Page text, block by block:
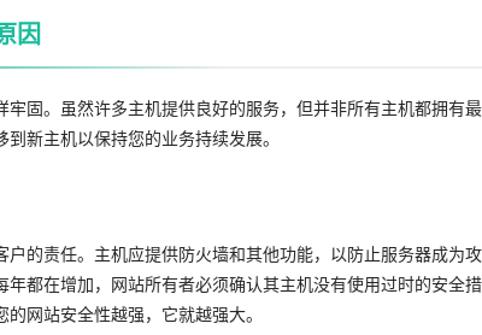
因
牢固。虽然许多主机提供良好的服务，但并非所有主机都拥有
新主机以保持您的业务持续发展。
户的责任。主机应提供防火墙和其他功能，以防止服务器成为
年都在增加，网站所有者必须确认其主机没有使用过时的安全
网站安全性越强，它就越强大。